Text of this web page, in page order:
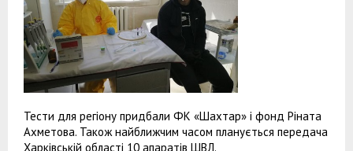
Тести для регіону придбали ФК «Шахтар» і фонд Ріната
Ахметова. Також найближчим часом планується передача
Харківській області 10 апаратів ШВЛ.